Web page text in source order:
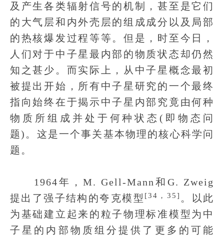
及产生各类辐射信号的机制，甚至是它们
的大气层和内外壳层的组成成分以及局部
的热核爆发过程等等。但是，时至今日，
人们对于中子星最内部的物质状态却仍然
知之甚少。而实际上，从中子星概念最初
被提出开始，所有中子星研究的一个最终
指向始终在于揭示中子星内部究竟由何种
物质所组成并处于何种状态(即物态问
题)。这是一个事关基本物理的核心科学问
题。
1964年，M. Gell-Mann和G. Zweig
提出了强子结构的夸克模型 [34，35] 。以此
为基础建立起来的粒子物理标准模型为中
子星的内部物质组分提供了更多的可能